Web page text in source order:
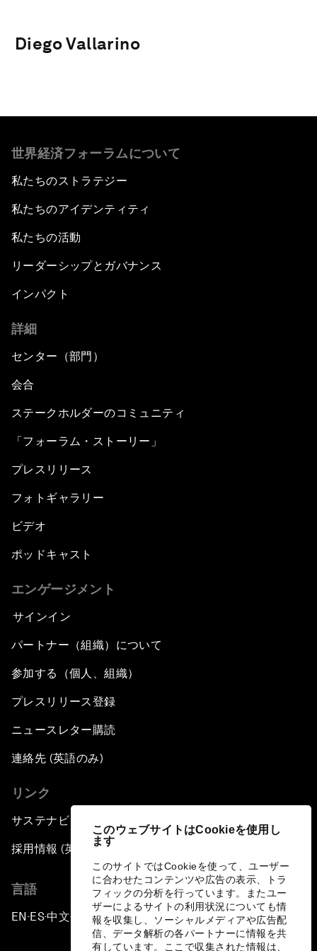
このウェブサイトはCookieを使用し
ます
このサイトではCookieを使って、ユーザー
に合わせたコンテンツや広告の表示、トラ
フィックの分析を行っています。またユー
ザーによるサイトの利用状況についても情
報を収集し、ソーシャルメディアや広告配
信、データ解析の各パートナーに情報を共
有しています。ここで収集された情報は、
Diego Vallarino
世界経済フォーラムについて
私たちのストラテジー
私たちのアイデンティティ
私たちの活動
リーダーシップとガバナンス
インパクト
詳細
センター（部門）
会合
ステークホルダーのコミュニティ
「フォーラム・ストーリー」
プレスリリース
フォトギャラリー
ビデオ
ポッドキャスト
エンゲージメント
サインイン
パートナー（組織）について
参加する（個人、組織）
プレスリリース登録
ニュースレター購読
連絡先 (英語のみ)
リンク
サステナビリティへの取り組み
採用情報 (英語のみ)
言語
EN ▪ES▪中文▪ 日本語